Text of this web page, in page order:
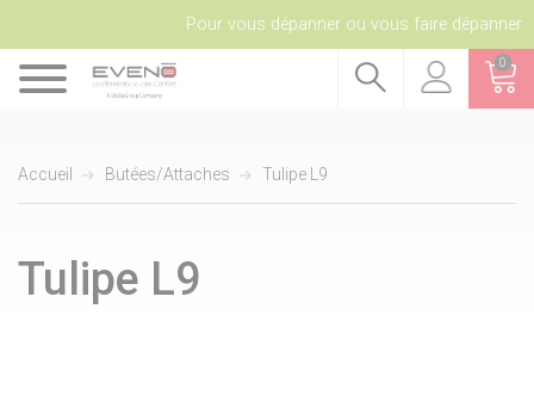
Pour vous dépanner ou vous faire dépanner
0
Accueil Butées/Attaches Tulipe L9
Tulipe L9